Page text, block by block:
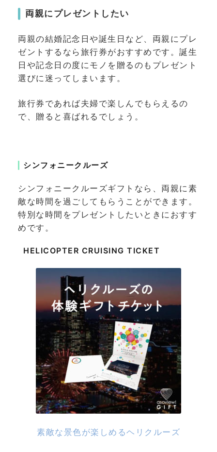
両親にプレゼントしたい
両親の結婚記念日や誕生日など、両親にプレ
ゼントするなら旅行券がおすすめです。誕生
日や記念日の度にモノを贈るのもプレゼント
選びに迷ってしまいます。
旅行券であれば夫婦で楽しんでもらえるの
で、贈ると喜ばれるでしょう。
シンフォニークルーズ
シンフォニークルーズギフトなら、両親に素
敵な時間を過ごしてもらうことができます。
特別な時間をプレゼントしたいときにおすす
めです。
HELICOPTER CRUISING TICKET
素敵な景色が楽しめるヘリクルーズ